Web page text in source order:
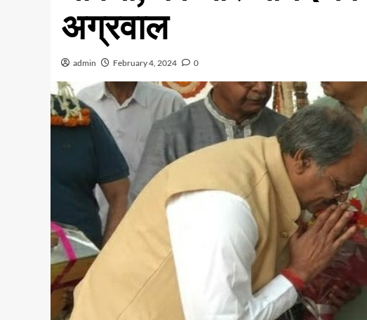
अग्रवाल
admin February 4, 2024 0